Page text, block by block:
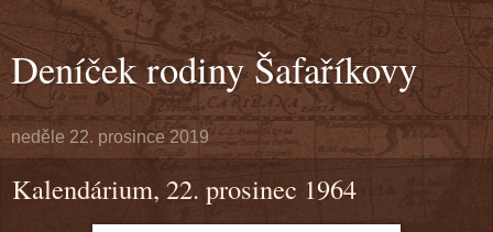
Deníček rodiny Šafaříkovy
neděle 22. prosince 2019
Kalendárium, 22. prosinec 1964